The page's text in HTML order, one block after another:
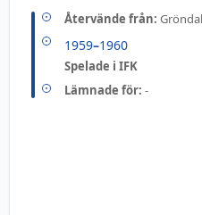
Återvände från:
1959–1960
Spelade i IFK
Lämnade för: -